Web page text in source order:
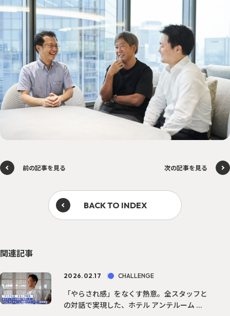
前の記事を見る
BACK TO INDEX
次の記事を見る
関連記事
2026.02.17 CHALLENGE
「やらされ感」をなくす熱意。全スタッフと
の対話で実現した、ホテル アンテルーム ...